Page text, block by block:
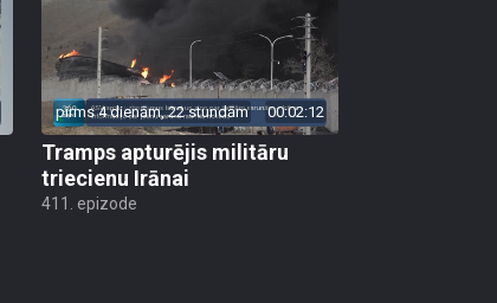
pirms 4 dienām, 22 stundām 00:02:12
Tramps apturējis militāru
triecienu Irānai
411. epizode